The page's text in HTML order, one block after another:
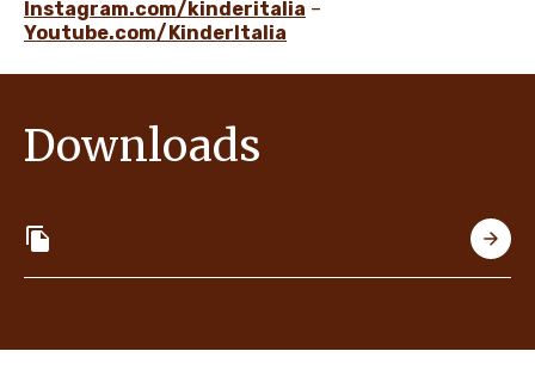
Instagram.com/kinderitalia –
Youtube.com/KinderItalia
Downloads